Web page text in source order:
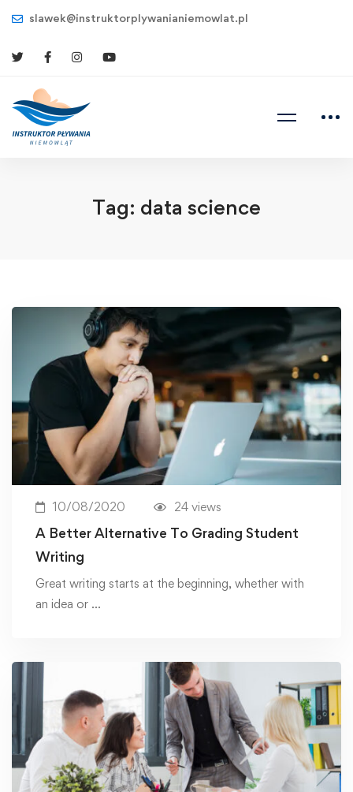
slawek@instruktorplywanianiemowlat.pl
Tag: data science
10/08/2020 24 views
A Better Alternative To Grading Student
Writing
Great writing starts at the beginning, whether with
an idea or …